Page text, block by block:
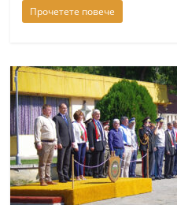
k
g
.
i
n
f
Прочетете повече